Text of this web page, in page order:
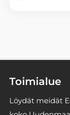
Toimialue
Löydät meidät